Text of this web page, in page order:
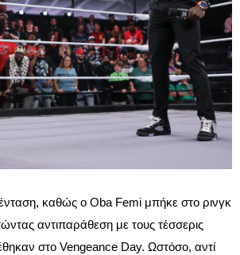
καθώς ο Oba Femi μπήκε στο ρινγκ
αντιπαράθεση με τους τέσσερις
στο Vengeance Day. Ωστόσο, αντί